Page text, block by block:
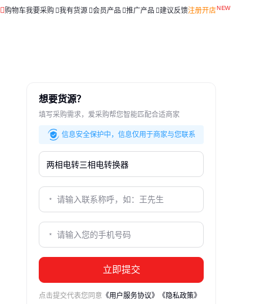
购物车我要采购 我有货源 会员产品 推广产品 建议反馈注册开店
想要货源？
填写采购需求，爱采购帮您智能匹配合适商家
信息安全保护中，信息仅用于商家与您联系
立即提交
点击提交代表您同意 《用户服务协议》 《隐私政策》